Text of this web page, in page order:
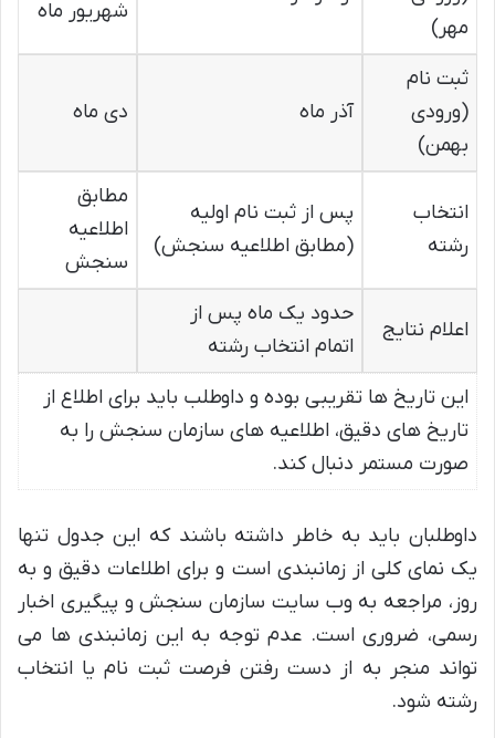
مهر)
شهریور ماه
ثبت نام
(ورودی
بهمن)
آذر ماه دی ماه
انتخاب
رشته
پس از ثبت نام اولیه
(مطابق اطلاعیه سنجش)
مطابق
اطلاعیه
سنجش
اعلام نتایج
حدود یک ماه پس از
اتمام انتخاب رشته
این تاریخ ها تقریبی بوده و داوطلب باید برای اطلاع از
تاریخ های دقیق، اطلاعیه های سازمان سنجش را به
صورت مستمر دنبال کند.
داوطلبان باید به خاطر داشته باشند که این جدول تنها
یک نمای کلی از زمانبندی است و برای اطلاعات دقیق و به
روز، مراجعه به وب سایت سازمان سنجش و پیگیری اخبار
رسمی، ضروری است. عدم توجه به این زمانبندی ها می
تواند منجر به از دست رفتن فرصت ثبت نام یا انتخاب
رشته شود.